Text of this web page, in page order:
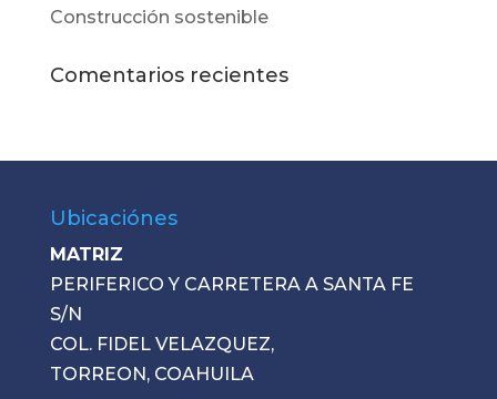
Construcción sostenible
Comentarios recientes
Ubicaciónes
MATRIZ
PERIFERICO Y CARRETERA A SANTA FE
S/N
COL. FIDEL VELAZQUEZ,
TORREON, COAHUILA